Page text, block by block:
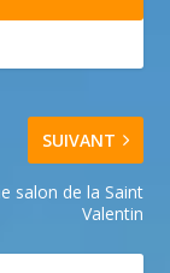
SUIVANT
salon de la Saint
Valentin